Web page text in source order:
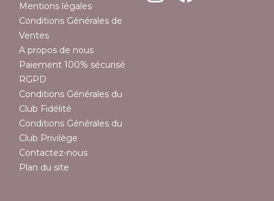
Mentions légales
Conditions Générales de
Ventes
A propos de nous
Paiement 100% sécurisé
RGPD
Conditions Générales du
Club Fidélité
Conditions Générales du
Club Privilège
Contactez-nous
Plan du site